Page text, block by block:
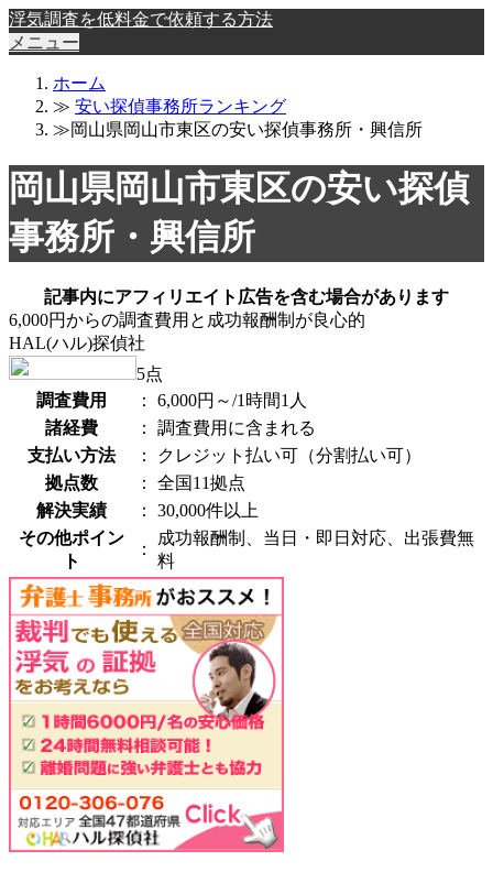
浮気調査を低料金で依頼する方法
メニュー
ホーム
≫ 安い探偵事務所ランキング
≫岡山県岡山市東区の安い探偵事務所・興信所
岡山県岡山市東区の安い探偵
事務所・興信所
記事内にアフィリエイト広告を含む場合があります
6,000円からの調査費用と成功報酬制が良心的
HAL(ハル)探偵社
5点
調査費用
：
6,000円～/1時間1人
諸経費
：
調査費用に含まれる
支払い方法
：
クレジット払い可（分割払い可）
拠点数
：
全国11拠点
解決実績
：
30,000件以上
その他ポイン
ト
：
成功報酬制、当日・即日対応、出張費無
料